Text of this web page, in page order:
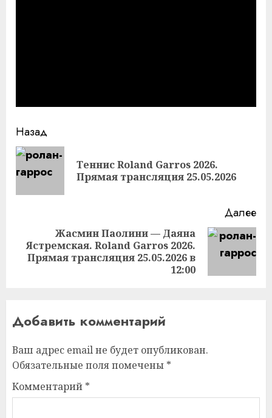
Продолжить
чтение
Назад
Теннис Roland Garros 2026.
Прямая трансляция 25.05.2026
Далее
Следующая
запись:
Жасмин Паолини — Даяна
Ястремская. Roland Garros 2026.
Прямая трансляция 25.05.2026 в
12:00
Добавить комментарий
Ваш адрес email не будет опубликован.
Обязательные поля помечены *
Комментарий *